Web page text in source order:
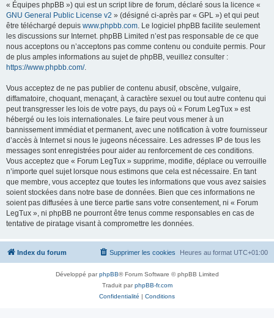
« Équipes phpBB ») qui est un script libre de forum, déclaré sous la licence «
GNU General Public License v2 » (désigné ci-après par « GPL ») et qui peut
être téléchargé depuis www.phpbb.com. Le logiciel phpBB facilite seulement
les discussions sur Internet. phpBB Limited n’est pas responsable de ce que
nous acceptons ou n’acceptons pas comme contenu ou conduite permis. Pour
de plus amples informations au sujet de phpBB, veuillez consulter :
https://www.phpbb.com/.
Vous acceptez de ne pas publier de contenu abusif, obscène, vulgaire,
diffamatoire, choquant, menaçant, à caractère sexuel ou tout autre contenu qui
peut transgresser les lois de votre pays, du pays où « Forum LegTux » est
hébergé ou les lois internationales. Le faire peut vous mener à un
bannissement immédiat et permanent, avec une notification à votre fournisseur
d’accès à Internet si nous le jugeons nécessaire. Les adresses IP de tous les
messages sont enregistrées pour aider au renforcement de ces conditions.
Vous acceptez que « Forum LegTux » supprime, modifie, déplace ou verrouille
n’importe quel sujet lorsque nous estimons que cela est nécessaire. En tant
que membre, vous acceptez que toutes les informations que vous avez saisies
soient stockées dans notre base de données. Bien que ces informations ne
soient pas diffusées à une tierce partie sans votre consentement, ni « Forum
LegTux », ni phpBB ne pourront être tenus comme responsables en cas de
tentative de piratage visant à compromettre les données.
Index du forum Heures au format UTC+01:00
Supprimer les cookies
Développé parphpBB® Forum Software © phpBB Limited
Traduit parphpBB-fr.com
Confidentialité | Conditions